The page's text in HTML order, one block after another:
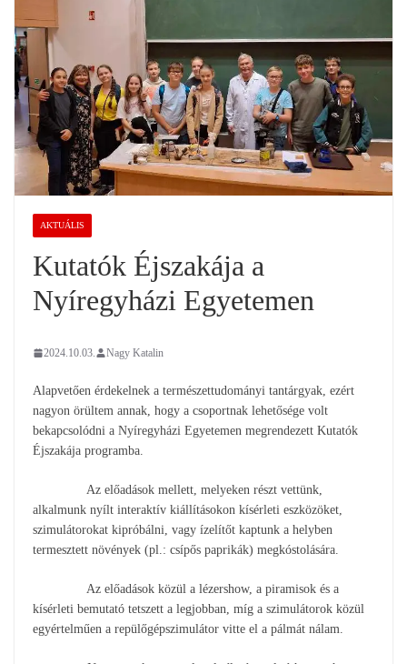
AKTUÁLIS
Kutatók Éjszakája a
Nyíregyházi Egyetemen
2024.10.03. Nagy Katalin
Alapvetően érdekelnek a természettudományi tantárgyak, ezért
nagyon örültem annak, hogy a csoportnak lehetősége volt
bekapcsolódni a Nyíregyházi Egyetemen megrendezett Kutatók
Éjszakája programba.
Az előadások mellett, melyeken részt vettünk,
alkalmunk nyílt interaktív kiállításokon kísérleti eszközöket,
szimulátorokat kipróbálni, vagy ízelítőt kaptunk a helyben
termesztett növények (pl.: csípős paprikák) megkóstolására.
Az előadások közül a lézershow, a piramisok és a
kísérleti bemutató tetszett a legjobban, míg a szimulátorok közül
egyértelműen a repülőgépszimulátor vitte el a pálmát nálam.